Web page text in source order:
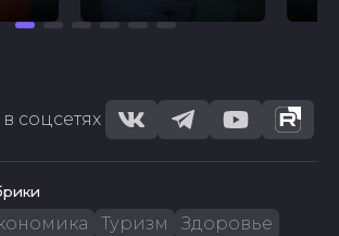
соцсетях
Туризм
Здоровье